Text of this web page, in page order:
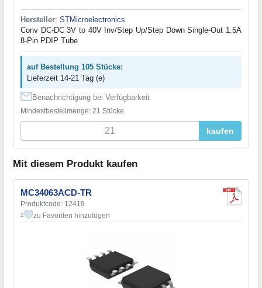
Hersteller: STMicroelectronics
Conv DC-DC 3V to 40V Inv/Step Up/Step Down Single-Out 1.5A
8-Pin PDIP Tube
auf Bestellung 105 Stücke:
Lieferzeit 14-21 Tag (e)
Benachrichtigung bei Verfügbarkeit
Mindestbestellmenge: 21 Stücke
kaufen
Mit diesem Produkt kaufen
MC34063ACD-TR
Produktcode: 12419
2 zu Favoriten hinzufügen